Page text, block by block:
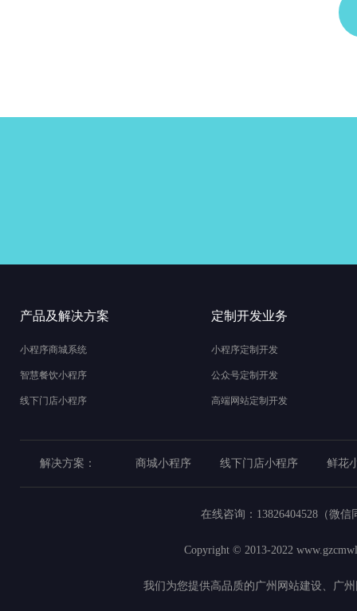
产品及解决方案
小程序商城系统
智慧餐饮小程序
线下门店小程序
定制开发业务
小程序定制开发
公众号定制开发
高端网站定制开发
解决方案： 商城小程序 线下门店小程序 鲜花
在线咨询： 13826404528（微信
Copyright © 2013-2022
我们为您提供高品质的广州网站建设、广